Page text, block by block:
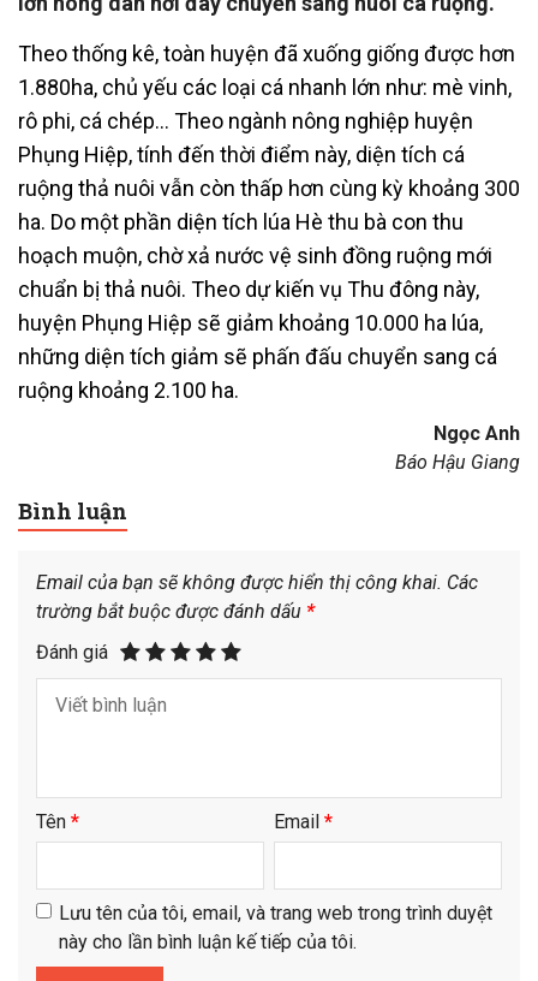
Theo thống kê, toàn huyện đã xuống giống được hơn
1.880ha, chủ yếu các loại cá nhanh lớn như: mè vinh,
rô phi, cá chép… Theo ngành nông nghiệp huyện
Phụng Hiệp, tính đến thời điểm này, diện tích cá
ruộng thả nuôi vẫn còn thấp hơn cùng kỳ khoảng 300
ha. Do một phần diện tích lúa Hè thu bà con thu
hoạch muộn, chờ xả nước vệ sinh đồng ruộng mới
chuẩn bị thả nuôi. Theo dự kiến vụ Thu đông này,
huyện Phụng Hiệp sẽ giảm khoảng 10.000 ha lúa,
những diện tích giảm sẽ phấn đấu chuyển sang cá
ruộng khoảng 2.100 ha.
Ngọc Anh
Báo Hậu Giang
Bình luận
Email của bạn sẽ không được hiển thị công khai. Các
trường bắt buộc được đánh dấu *
Đánh giá
Tên * Email *
Lưu tên của tôi, email, và trang web trong trình duyệt
này cho lần bình luận kế tiếp của tôi.